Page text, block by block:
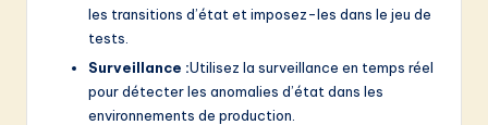
les transitions d’état et imposez-les dans le jeu de
tests.
Surveillance :Utilisez la surveillance en temps réel
pour détecter les anomalies d’état dans les
environnements de production.